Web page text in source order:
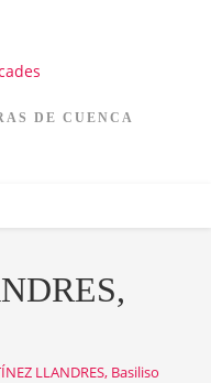
DE CUENCA
LLANDRES, Basiliso